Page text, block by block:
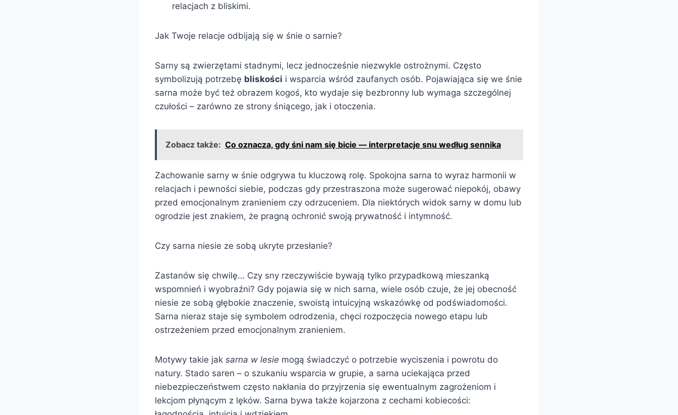
relacjach z bliskimi.
Jak Twoje relacje odbijają się w śnie o sarnie?
Sarny są zwierzętami stadnymi, lecz jednocześnie niezwykle ostrożnymi. Często
symbolizują potrzebę bliskości i wsparcia wśród zaufanych osób. Pojawiająca się we śnie
sarna może być też obrazem kogoś, kto wydaje się bezbronny lub wymaga szczególnej
czułości – zarówno ze strony śniącego, jak i otoczenia.
Zobacz także: Co oznacza, gdy śni nam się bicie — interpretacje snu według sennika
Zachowanie sarny w śnie odgrywa tu kluczową rolę. Spokojna sarna to wyraz harmonii w
relacjach i pewności siebie, podczas gdy przestraszona może sugerować niepokój, obawy
przed emocjonalnym zranieniem czy odrzuceniem. Dla niektórych widok sarny w domu lub
ogrodzie jest znakiem, że pragną ochronić swoją prywatność i intymność.
Czy sarna niesie ze sobą ukryte przesłanie?
Zastanów się chwilę… Czy sny rzeczywiście bywają tylko przypadkową mieszanką
wspomnień i wyobraźni? Gdy pojawia się w nich sarna, wiele osób czuje, że jej obecność
niesie ze sobą głębokie znaczenie, swoistą intuicyjną wskazówkę od podświadomości.
Sarna nieraz staje się symbolem odrodzenia, chęci rozpoczęcia nowego etapu lub
ostrzeżeniem przed emocjonalnym zranieniem.
Motywy takie jak sarna w lesie mogą świadczyć o potrzebie wyciszenia i powrotu do
natury. Stado saren – o szukaniu wsparcia w grupie, a sarna uciekająca przed
niebezpieczeństwem często nakłania do przyjrzenia się ewentualnym zagrożeniom i
lekcjom płynącym z lęków. Sarna bywa także kojarzona z cechami kobiecości: